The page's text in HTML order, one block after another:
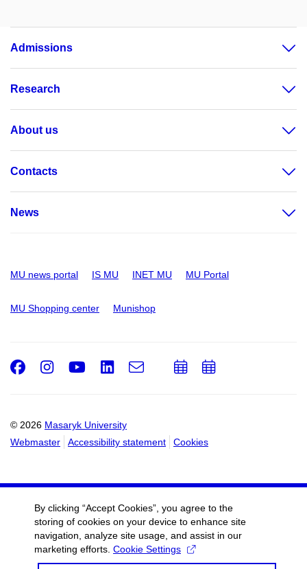
Admissions
Research
About us
Contacts
News
MU news portal IS MU INET MU MU Portal
MU Shopping center Munishop
© 2026 Masaryk University
Webmaster
Accessibility statement Cookies
Facebook
Instagram
Youtube
LinkedIn
e-
AddAdd
By clicking “Accept Cookies”, you agree to the
storing of cookies on your device to enhance site
navigation, analyze site usage, and assist in our
marketing efforts. Cookie Settings